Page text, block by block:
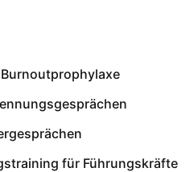
für Führungskräfte